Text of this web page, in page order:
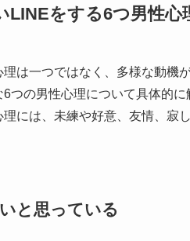
LINEをする6つ男性心
は一つではなく、多様な動機
つの男性心理について具体的に
には、未練や好意、友情、寂
と思っている